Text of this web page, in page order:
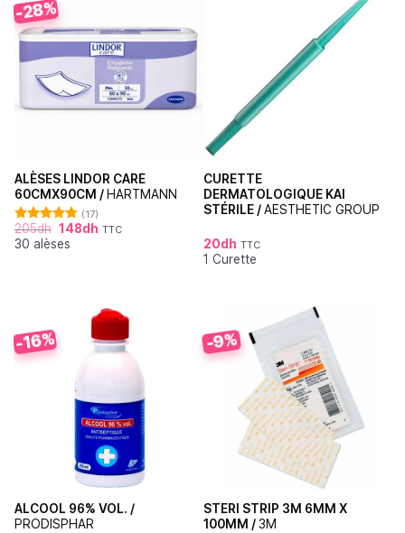
-28%
ALÈSES LINDOR CARE
60CMX90CM / HARTMANN
Note4.76
sur 5
(17)
205dh 148dh TTC
30 alèses
CURETTE
DERMATOLOGIQUE KAI
STÉRILE /AESTHETIC GROUP
20dh TTC
1 Curette
-16%
ALCOOL 96% VOL. /
PRODISPHAR
-9%
STERI STRIP 3M 6MM X
100MM /3M